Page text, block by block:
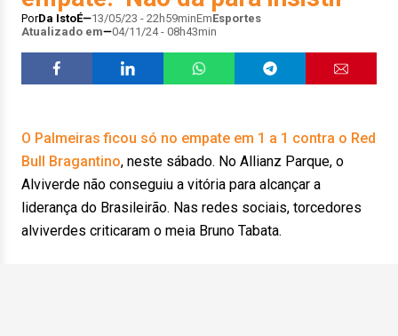
PorDa IstoÉ 13/05/23 - 22h59minEmEsportes
Atualizado em
04/11/24 - 08h43min
O Palmeiras ficou só no empate em 1 a 1 contra o Red
Bull Bragantino, neste sábado. No Allianz Parque, o
Alviverde não conseguiu a vitória para alcançar a
liderança do Brasileirão. Nas redes sociais, torcedores
alviverdes criticaram o meia Bruno Tabata.